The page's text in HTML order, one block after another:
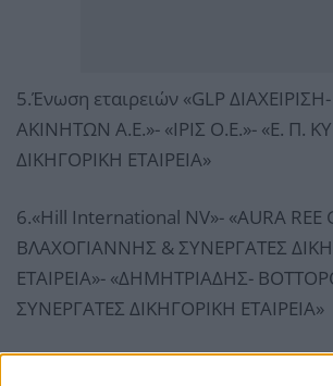
5.Ένωση εταιρειών «GLP
ΑΚΙΝΗΤΩΝ Α.Ε.»- «ΙΡΙΣ Ο.Ε.»- «Ε. Π.
ΔΙΚΗΓΟΡΙΚΗ ΕΤΑΙΡΕΙΑ»
6.«Hill International NV»- «AURA REE
ΒΛΑΧΟΓΙΑΝΝΗΣ & ΣΥΝΕΡΓΑΤΕΣ
ΕΤΑΙΡΕΙΑ»- «ΔΗΜΗΤΡΙΑΔΗΣ-
ΣΥΝΕΡΓΑΤΕΣ ΔΙΚΗΓΟΡΙΚΗ ΕΤΑΙΡΕΙΑ»